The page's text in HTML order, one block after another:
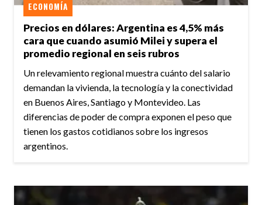
Precios en dólares: Argentina es 4,5% más
cara que cuando asumió Milei y supera el
promedio regional en seis rubros
ECONOMÍA
Un relevamiento regional muestra cuánto del salario
demandan la vivienda, la tecnología y la conectividad
en Buenos Aires, Santiago y Montevideo. Las
diferencias de poder de compra exponen el peso que
tienen los gastos cotidianos sobre los ingresos
argentinos.